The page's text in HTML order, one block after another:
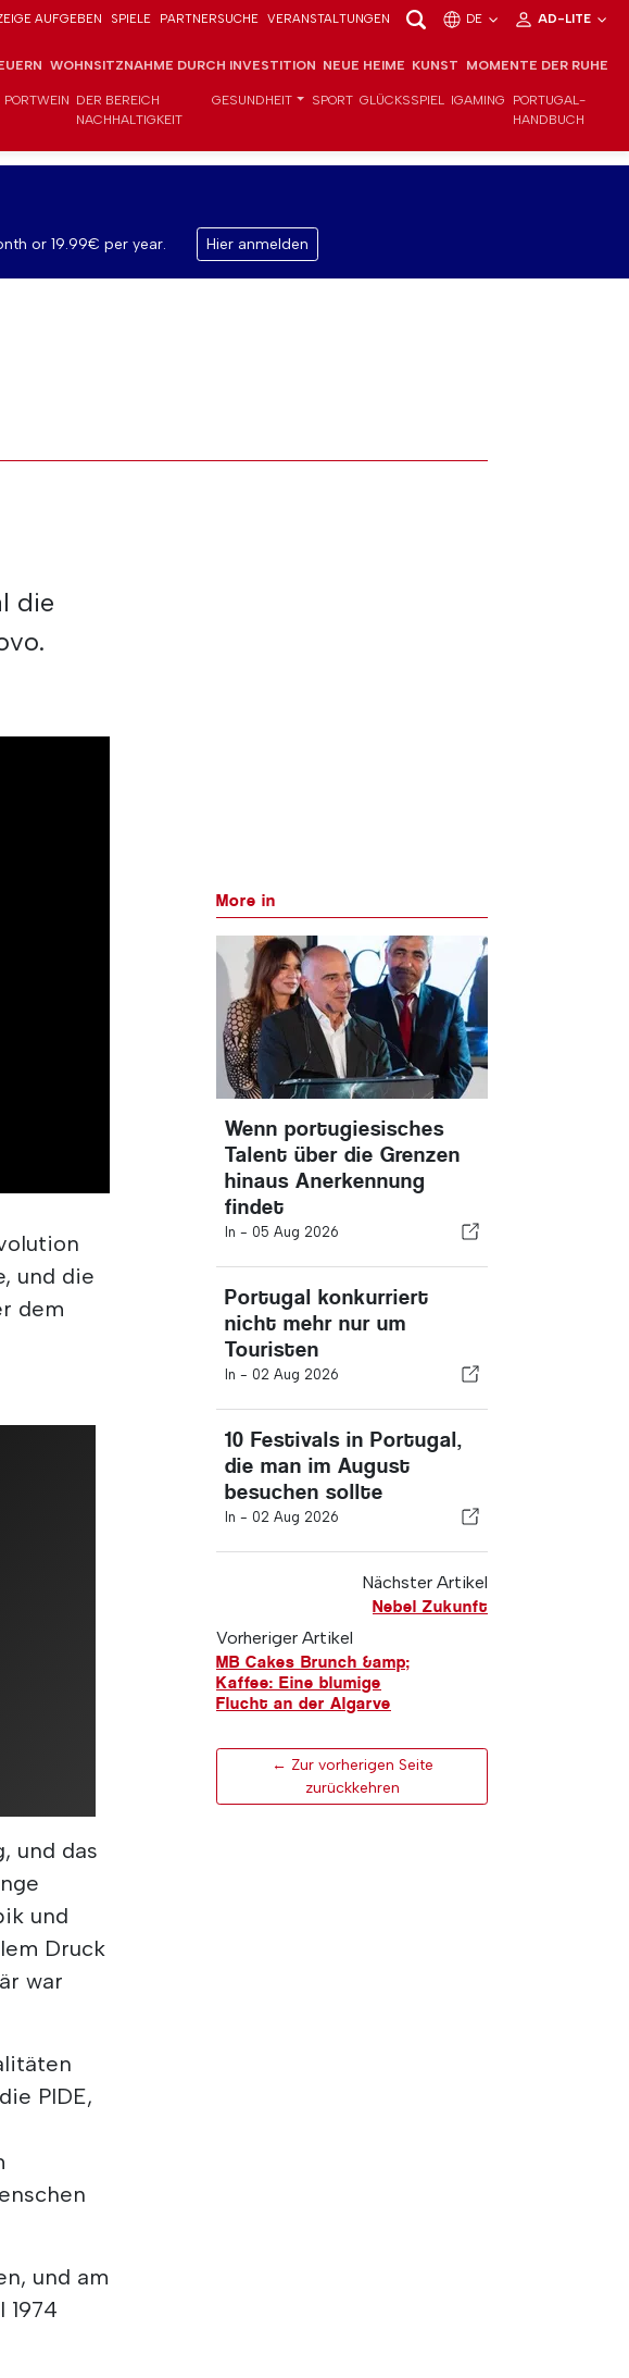
AUFGEBEN SPIELE PARTNERSUCHE VERANSTALTUNGEN DE AD-LITE
WOHNSITZNAHME DURCH INVESTITION NEUE HEIME KUNST MOMENTE DER RUHE
PORTWEIN DER BEREICH
NACHHALTIGKEIT
GESUNDHEIT SPORT GLÜCKSSPIEL IGAMING
PORTUGAL-
HANDBUCH
or 19.99€ per year. Hier anmelden
die
und die
dem
und das
und
Druck
war
PIDE,
und am
More in
Wenn portugiesisches
Talent über die Grenzen
hinaus Anerkennung
findet
In - 05 Aug 2026
Portugal konkurriert
nicht mehr nur um
Touristen
In - 02 Aug 2026
10 Festivals in Portugal,
die man im August
besuchen sollte
In - 02 Aug 2026
Nächster Artikel
Nebel Zukunft
Vorheriger Artikel
MB Cakes Brunch &amp;
Kaffee: Eine blumige
Flucht an der Algarve
← Zur vorherigen Seite
zurückkehren